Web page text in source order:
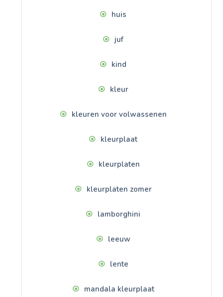
huis
juf
kind
kleur
kleuren voor volwassenen
kleurplaat
kleurplaten
kleurplaten zomer
lamborghini
leeuw
lente
mandala kleurplaat